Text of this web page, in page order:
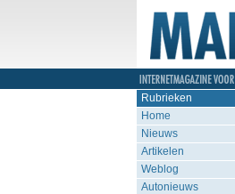
Rubrieken
Home
Nieuws
Artikelen
Weblog
Autonieuws